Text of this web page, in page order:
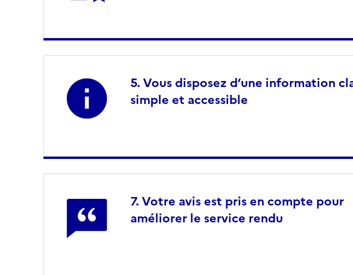
Vous disposez d’une information
simple et accessible
Votre avis est pris en compte pour
améliorer le service rendu